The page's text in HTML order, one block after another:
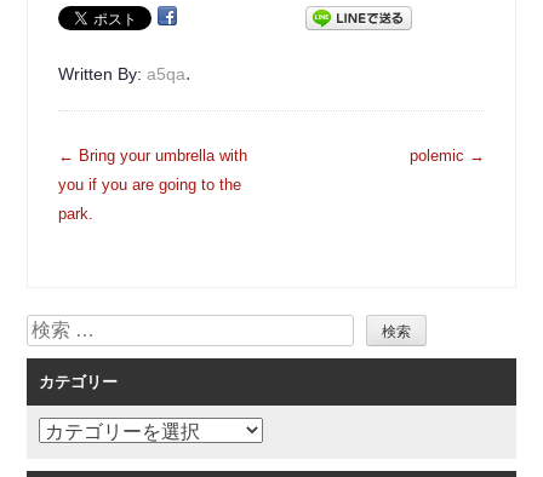
Written By:a5qa.
投
稿
ナ
シ
ョ
ン
← Bring your umbrella with
you if you are going to the
park.
polemic →
検
索
カテゴリー
カ